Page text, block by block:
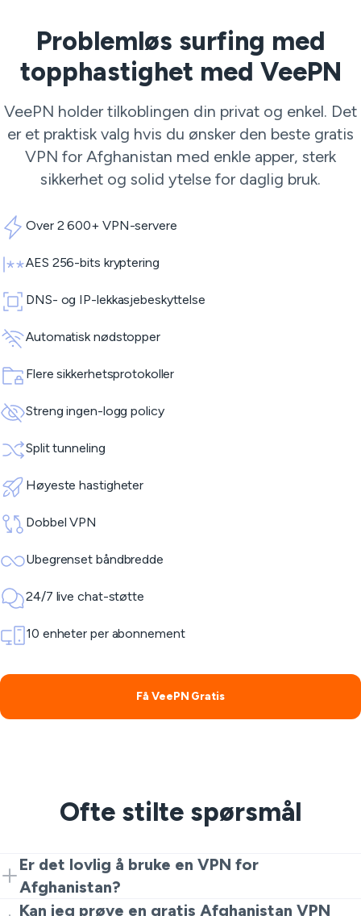
Problemløs surfing med
topphastighet med VeePN
VeePN holder tilkoblingen din privat og enkel. Det
er et praktisk valg hvis du ønsker den beste gratis
VPN for Afghanistan med enkle apper, sterk
sikkerhet og solid ytelse for daglig bruk.
Over 2 600+ VPN-servere
AES 256-bits kryptering
DNS- og IP-lekkasjebeskyttelse
Automatisk nødstopper
Flere sikkerhetsprotokoller
Streng ingen-logg policy
Split tunneling
Høyeste hastigheter
Dobbel VPN
Ubegrenset båndbredde
24/7 live chat-støtte
10 enheter per abonnement
Få VeePN Gratis
Ofte stilte spørsmål
Er det lovlig å bruke en VPN for
Afghanistan?
For normal personvernsbruk er det vanlig. Mange
Kan jeg prøve en gratis Afghanistan VPN